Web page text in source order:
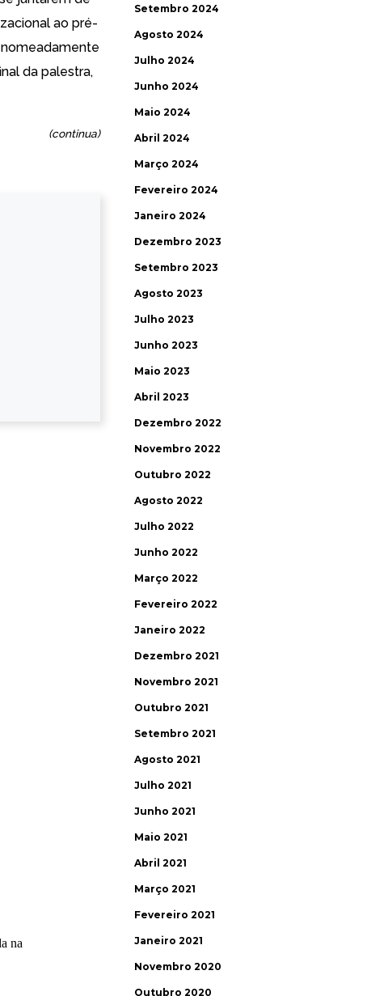
ao pré-
da palestra,
(continua)
Setembro 2024
Agosto 2024
Julho 2024
Junho 2024
Maio 2024
Abril 2024
Março 2024
Fevereiro 2024
Janeiro 2024
Dezembro 2023
Setembro 2023
Agosto 2023
Julho 2023
Junho 2023
Maio 2023
Abril 2023
Dezembro 2022
Novembro 2022
Outubro 2022
Agosto 2022
Julho 2022
Junho 2022
Março 2022
Fevereiro 2022
Janeiro 2022
Dezembro 2021
Novembro 2021
Outubro 2021
Setembro 2021
Agosto 2021
Julho 2021
Junho 2021
Maio 2021
Abril 2021
Março 2021
Fevereiro 2021
Janeiro 2021
Novembro 2020
Outubro 2020